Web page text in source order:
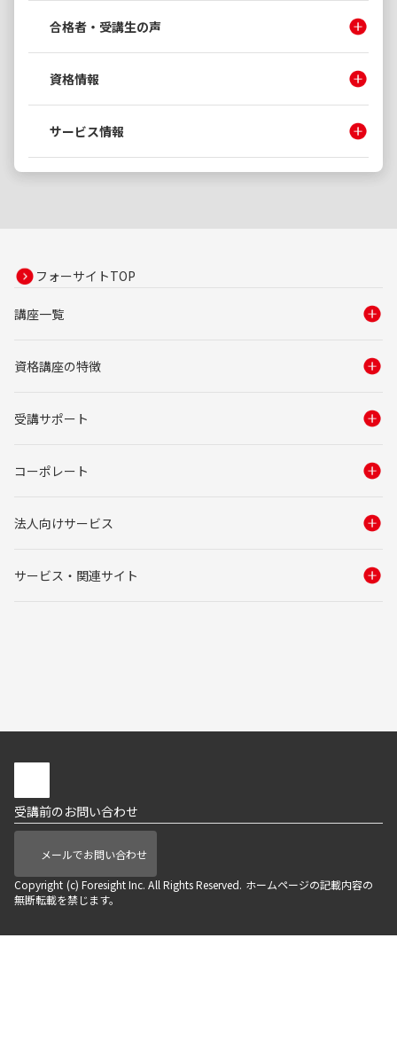
合格者・受講生の声
資格情報
サービス情報
フォーサイトTOP
講座一覧
資格講座の特徴
受講サポート
コーポレート
法人向けサービス
サービス・関連サイト
受講前のお問い合わせ
メールでお問い合わせ
Copyright (c) Foresight Inc. All Rights Reserved. ホームページの記載内容の
無断転載を禁じます。